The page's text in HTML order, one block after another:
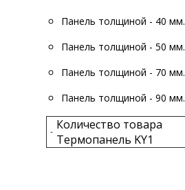
Панель толщиной - 40 мм.
Панель толщиной - 50 мм.
Панель толщиной - 70 мм.
Панель толщиной - 90 мм.
- Количество товара
Термопанель KY1